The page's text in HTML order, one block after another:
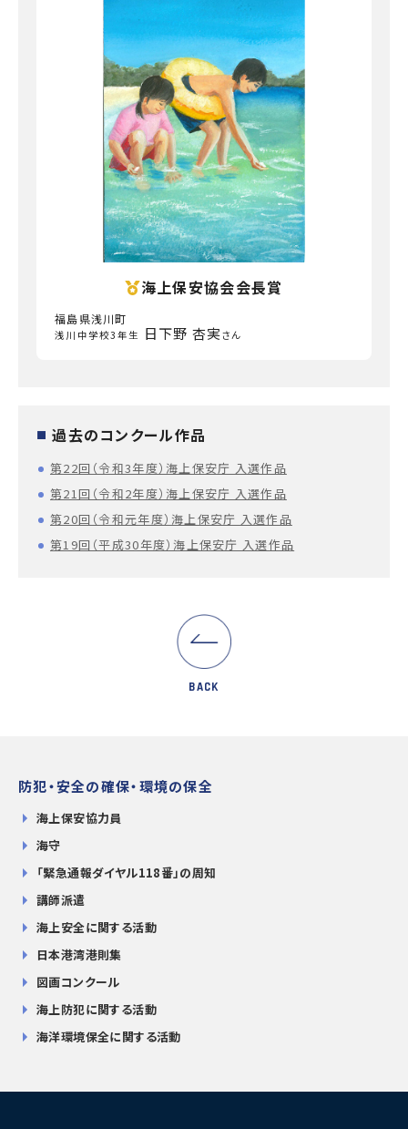
海上保安協会会長賞
福島県浅川町
浅川中学校3年生 日下野 杏実さん
■ 過去のコンクール作品
第22回（令和3年度）海上保安庁 入選作品
第21回（令和2年度）海上保安庁 入選作品
第20回（令和元年度）海上保安庁 入選作品
第19回（平成30年度）海上保安庁 入選作品
BACK
防犯・安全の確保・環境の保全
海上保安協力員
海守
「緊急通報ダイヤル118番」の周知
講師派遣
海上安全に関する活動
日本港湾港則集
図画コンクール
海上防犯に関する活動
海洋環境保全に関する活動